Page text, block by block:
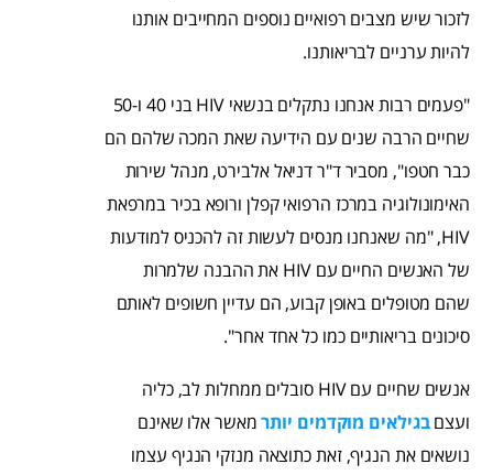
לזכור שיש מצבים רפואיים נוספים המחייבים אותנו
להיות ערניים לבריאותנו.
"פעמים רבות אנחנו נתקלים בנשאי HIV בני 40 ו-50
שחיים הרבה שנים עם הידיעה שאת המכה שלהם הם
כבר חטפו", מסביר ד"ר דניאל אלבירט, מנהל שירות
האימונולוגיה במרכז הרפואי קפלן ורופא בכיר במרפאת
HIV, "מה שאנחנו מנסים לעשות זה להכניס למודעות
של האנשים החיים עם HIV את ההבנה שלמרות
שהם מטופלים באופן קבוע, הם עדיין חשופים לאותם
סיכונים בריאותיים כמו כל אחד אחר".
אנשים שחיים עם HIV סובלים ממחלות לב, כליה
ועצםבגילאים מוקדמים יותרמאשר אלו שאינם
נושאים את הנגיף, זאת כתוצאה מנזקי הנגיף עצמו